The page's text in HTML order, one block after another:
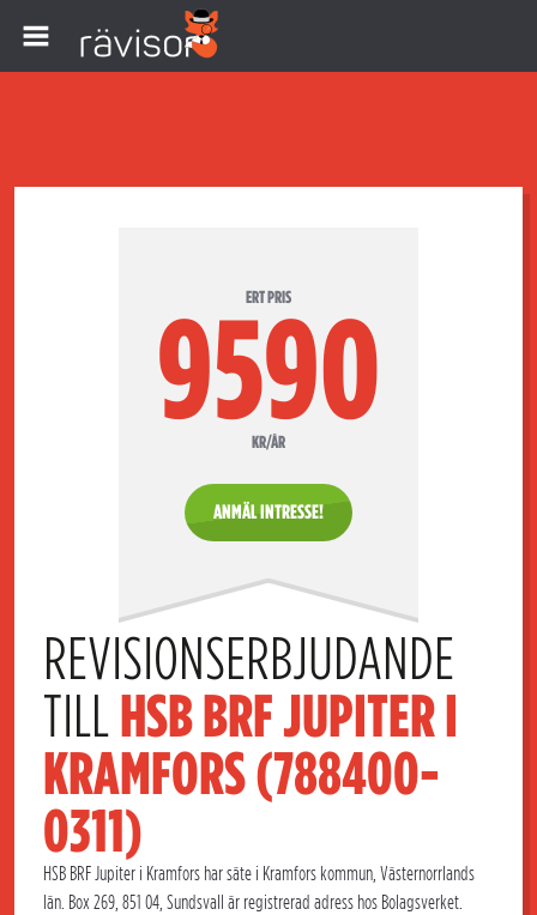
ERT PRIS
9590
KR/ÅR
ANMÄL INTRESSE!
REVISIONSERBJUDANDE
TILL HSB BRF JUPITER I
KRAMFORS (788400-
0311)
HSB BRF Jupiter i Kramfors har säte i Kramfors kommun, Västernorrlands
län. Box 269, 851 04, Sundsvall är registrerad adress hos Bolagsverket.